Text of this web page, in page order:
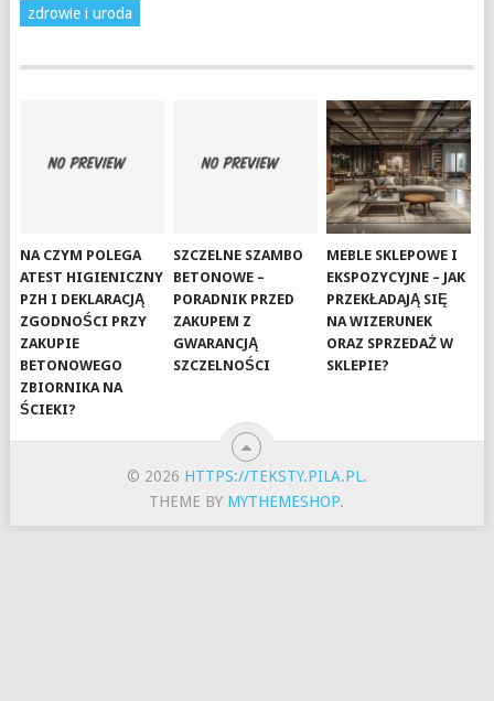
zdrowie i uroda
NA CZYM POLEGA
ATEST HIGIENICZNY
PZH I DEKLARACJĄ
ZGODNOŚCI PRZY
ZAKUPIE
BETONOWEGO
ZBIORNIKA NA
ŚCIEKI?
SZCZELNE SZAMBO
BETONOWE –
PORADNIK PRZED
ZAKUPEM Z
GWARANCJĄ
SZCZELNOŚCI
MEBLE SKLEPOWE I
EKSPOZYCYJNE – JAK
PRZEKŁADAJĄ SIĘ
NA WIZERUNEK
ORAZ SPRZEDAŻ W
SKLEPIE?
© 2026 HTTPS://TEKSTY.PILA.PL.
THEME BY MYTHEMESHOP.